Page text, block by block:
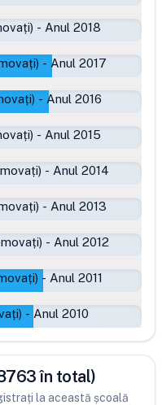
- Anul 2018
- Anul 2017
- Anul 2016
- Anul 2015
- Anul 2014
- Anul 2013
- Anul 2012
- Anul 2011
- Anul 2010
în total)
la această școală